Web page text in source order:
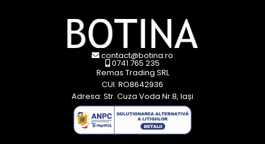
contact@botina.ro
0741 765 235
Remas Trading SRL
CUI: RO8642936
Adresa: Str. Cuza Voda Nr.8, Iași